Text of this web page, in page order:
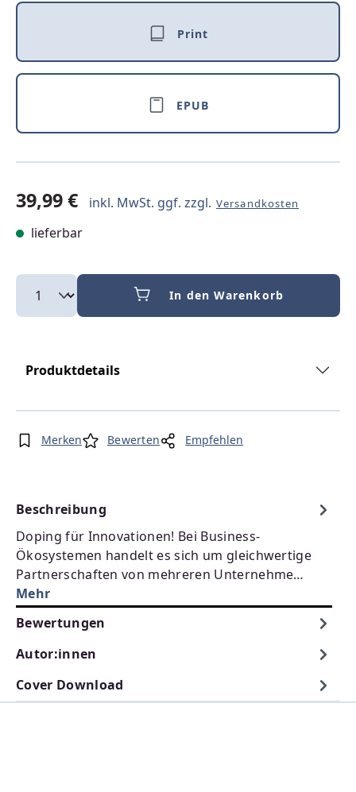
Print
EPUB
39,99 € inkl. MwSt. ggf. zzgl. Versandkosten
lieferbar
In den Warenkorb
Produktdetails
Merken Bewerten Empfehlen
Beschreibung
Doping für Innovationen! Bei Business-
Ökosystemen handelt es sich um gleichwertige
Partnerschaften von mehreren Unternehme…
Mehr
Bewertungen
Autor:innen
Cover Download